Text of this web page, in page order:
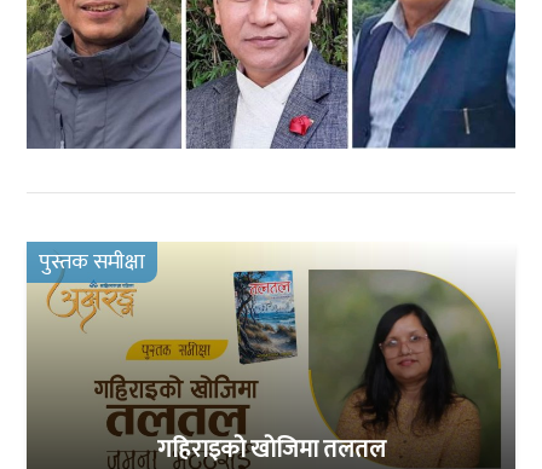
पुस्तक समीक्षा
गहिराइको खोजिमा तलतल